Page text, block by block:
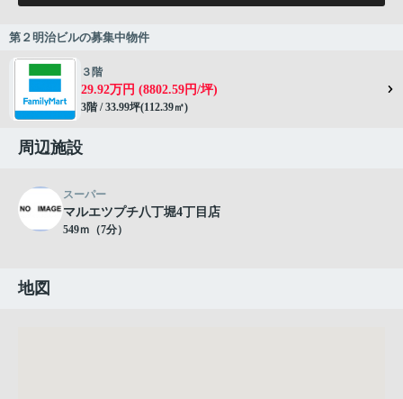
第２明治ビルの募集中物件
３階
29.92万円 (8802.59円/坪)
3階 / 33.99坪(112.39㎡)
周辺施設
スーパー
マルエツプチ八丁堀4丁目店
549ｍ（7分）
地図